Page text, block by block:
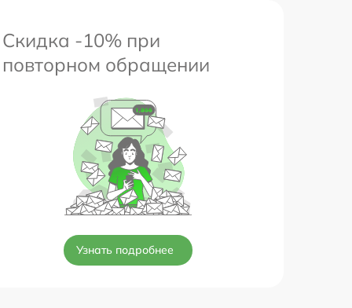
Скидка -10% при
повторном обращении
Узнать подробнее